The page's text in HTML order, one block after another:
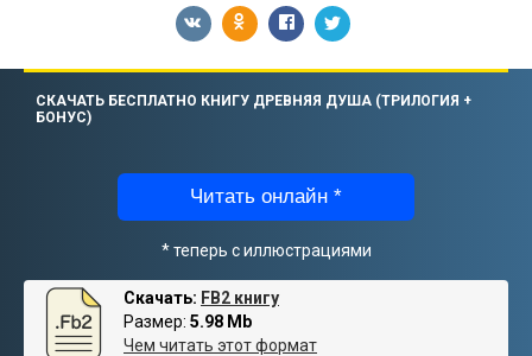
СКАЧАТЬ БЕСПЛАТНО КНИГУ ДРЕВНЯЯ ДУША (ТРИЛОГИЯ +
БОНУС)
Читать онлайн *
* теперь с иллюстрациями
Скачать: FB2 книгу
Размер: 5.98 Mb
Чем читать этот формат